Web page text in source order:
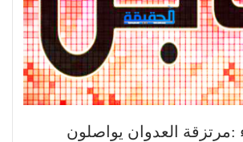
العدوان يواصلون